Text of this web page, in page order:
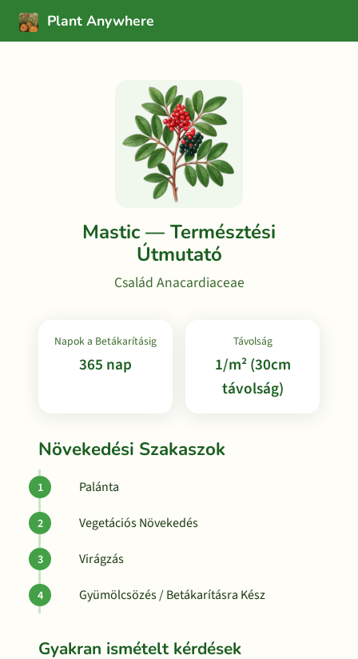
Plant Anywhere
Mastic — Természtési
Útmutató
Család Anacardiaceae
Napok a Betákarításig
365 nap
Távolság
1/m² (30cm
távolság)
Növekedési Szakaszok
Palánta
Vegetációs Növekedés
Virágzás
Gyümölcsözés / Betákarításra Kész
Gyakran ismételt kérdések